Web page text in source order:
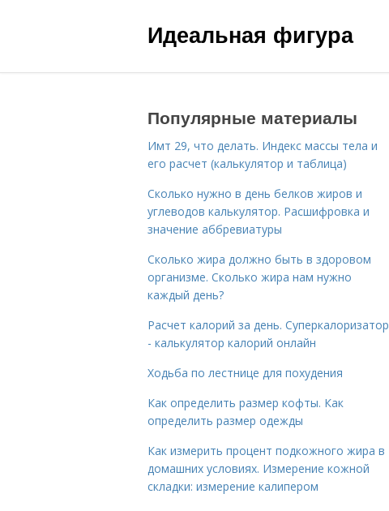
Идеальная фигура
Популярные материалы
Имт 29, что делать. Индекс массы тела и
его расчет (калькулятор и таблица)
Сколько нужно в день белков жиров и
углеводов калькулятор. Расшифровка и
значение аббревиатуры
Сколько жира должно быть в здоровом
организме. Сколько жира нам нужно
каждый день?
Расчет калорий за день. Суперкалоризатор
- калькулятор калорий онлайн
Ходьба по лестнице для похудения
Как определить размер кофты. Как
определить размер одежды
Как измерить процент подкожного жира в
домашних условиях. Измерение кожной
складки: измерение калипером